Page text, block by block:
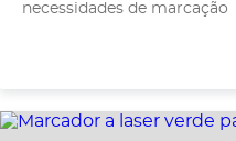
necessidades de marcação